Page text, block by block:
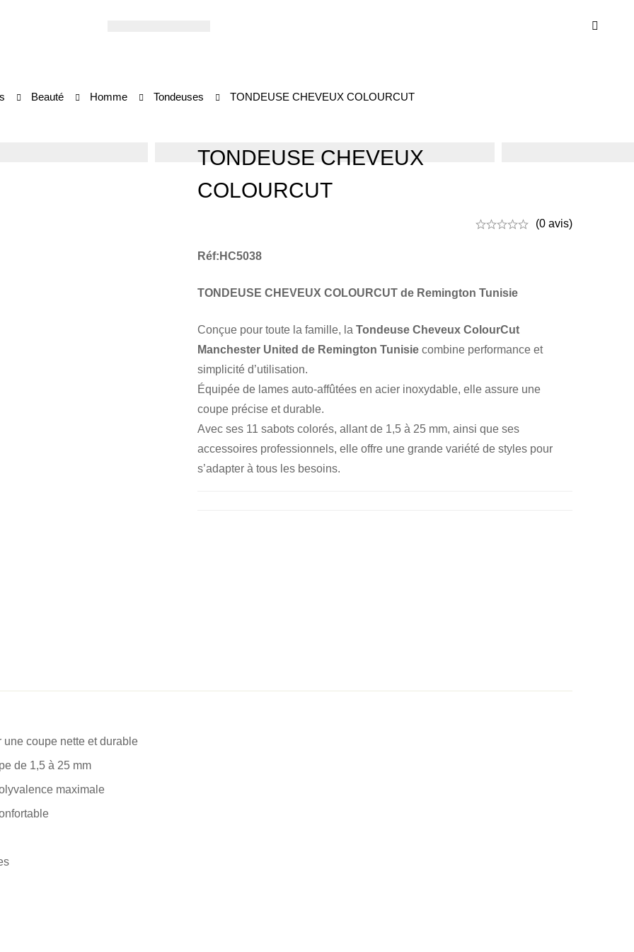
Beauté Homme Tondeuses TONDEUSE CHEVEUX COLOURCUT
TONDEUSE CHEVEUX
COLOURCUT
(0 avis)
Réf:HC5038
TONDEUSE CHEVEUX COLOURCUT de Remington Tunisie
Conçue pour toute la famille, la Tondeuse Cheveux ColourCut
Manchester United de Remington Tunisie combine performance et
simplicité d’utilisation.
Équipée de lames auto-affûtées en acier inoxydable, elle assure une
coupe précise et durable.
Avec ses 11 sabots colorés, allant de 1,5 à 25 mm, ainsi que ses
accessoires professionnels, elle offre une grande variété de styles pour
s’adapter à tous les besoins.
coupe nette et durable
de 1,5 à 25 mm
maximale